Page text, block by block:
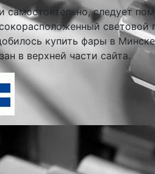
самостоятельно, следует
купить фары в
в верхней части сайта.